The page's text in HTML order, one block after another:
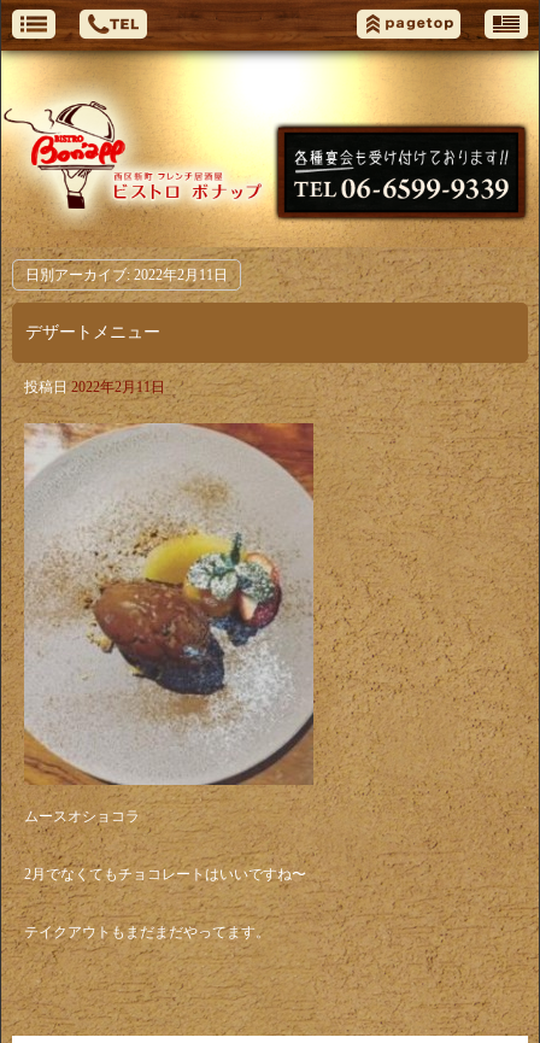
日別アーカイブ: 2022年2月11日
デザートメニュー
投稿日 2022年2月11日
ムースオショコラ
2月でなくてもチョコレートはいいですね〜
テイクアウトもまだまだやってます。